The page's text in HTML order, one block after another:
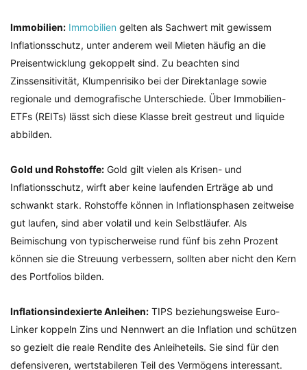
Immobilien: Immobilien gelten als Sachwert mit gewissem
Inflationsschutz, unter anderem weil Mieten häufig an die
Preisentwicklung gekoppelt sind. Zu beachten sind
Zinssensitivität, Klumpenrisiko bei der Direktanlage sowie
regionale und demografische Unterschiede. Über Immobilien-
ETFs (REITs) lässt sich diese Klasse breit gestreut und liquide
abbilden.
Gold und Rohstoffe: Gold gilt vielen als Krisen- und
Inflationsschutz, wirft aber keine laufenden Erträge ab und
schwankt stark. Rohstoffe können in Inflationsphasen zeitweise
gut laufen, sind aber volatil und kein Selbstläufer. Als
Beimischung von typischerweise rund fünf bis zehn Prozent
können sie die Streuung verbessern, sollten aber nicht den Kern
des Portfolios bilden.
Inflationsindexierte Anleihen: TIPS beziehungsweise Euro-
Linker koppeln Zins und Nennwert an die Inflation und schützen
so gezielt die reale Rendite des Anleiheteils. Sie sind für den
defensiveren, wertstabileren Teil des Vermögens interessant.